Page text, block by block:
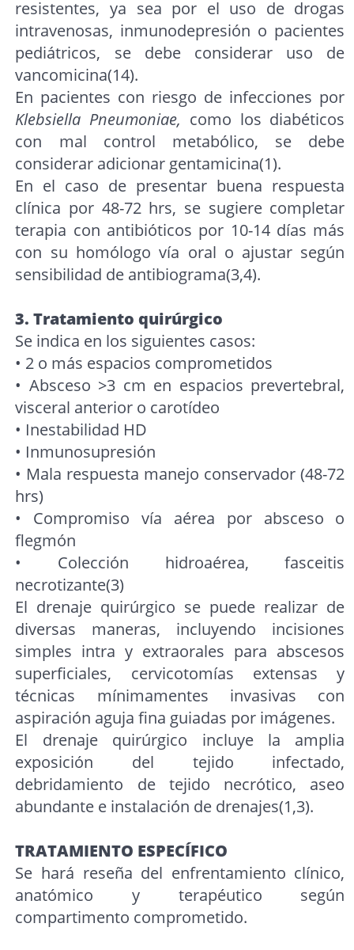
resistentes, ya sea por el uso de drogas
intravenosas, inmunodepresión o pacientes
pediátricos, se debe considerar uso de
vancomicina(14).
En pacientes con riesgo de infecciones por
Klebsiella Pneumoniae, como los diabéticos
con mal control metabólico, se debe
considerar adicionar gentamicina(1).
En el caso de presentar buena respuesta
clínica por 48-72 hrs, se sugiere completar
terapia con antibióticos por 10-14 días más
con su homólogo vía oral o ajustar según
sensibilidad de antibiograma(3,4).
3. Tratamiento quirúrgico
Se indica en los siguientes casos:
• 2 o más espacios comprometidos
• Absceso >3 cm en espacios prevertebral,
visceral anterior o carotídeo
• Inestabilidad HD
• Inmunosupresión
• Mala respuesta manejo conservador (48-72
hrs)
• Compromiso vía aérea por absceso o
flegmón
• Colección hidroaérea, fasceitis
necrotizante(3)
El drenaje quirúrgico se puede realizar de
diversas maneras, incluyendo incisiones
simples intra y extraorales para abscesos
superficiales, cervicotomías extensas y
técnicas mínimamentes invasivas con
aspiración aguja fina guiadas por imágenes.
El drenaje quirúrgico incluye la amplia
exposición del tejido infectado,
debridamiento de tejido necrótico, aseo
abundante e instalación de drenajes(1,3).
TRATAMIENTO ESPECÍFICO
Se hará reseña del enfrentamiento clínico,
anatómico y terapéutico según
compartimento comprometido.